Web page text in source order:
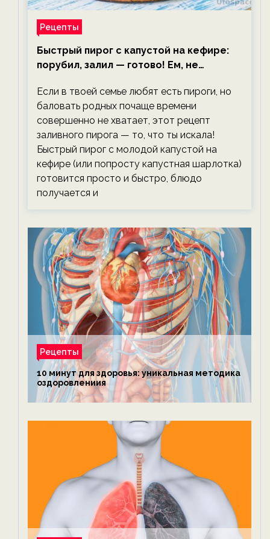
Рецепты
Быстрый пирог с капустой на кефире:
порубил, залил — готово! Ем, не
Если в твоей семье любят есть пироги, но
баловать родных почаще времени
совершенно не хватает, этот рецепт
заливного пирога — то, что ты искала!
Быстрый пирог с молодой капустой на
кефире (или попросту капустная шарлотка)
готовится просто и быстро, блюдо
получается и
Рецепты
10 минут для здоровья: уникальная методика
оздоровлениия